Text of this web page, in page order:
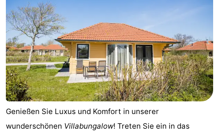
Genießen Sie Luxus und Komfort in unserer
wunderschönen Villabungalow! Treten Sie ein in das